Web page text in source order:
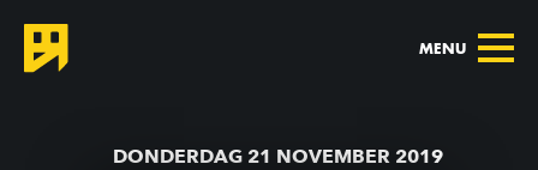
MENU
DONDERDAG 21 NOVEMBER 2019